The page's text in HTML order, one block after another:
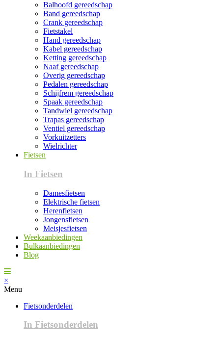
Balhoofd gereedschap
Band gereedschap
Crank gereedschap
Fietstakel
Hand gereedschap
Kabel gereedschap
Ketting gereedschap
Naaf gereedschap
Overig gereedschap
Pedalen gereedschap
Schijfrem gereedschap
Spaak gereedschap
Tandwiel gereedschap
Trapas gereedschap
Ventiel gereedschap
Vorkuitzetters
Wielrichter
Fietsen
In Fietsen
Damesfietsen
Elektrische fietsen
Herenfietsen
Jongensfietsen
Meisjesfietsen
Weekaanbiedingen
Bulkaanbiedingen
Blog
×
Menu
Fietsonderdelen
In Fietsonderdelen